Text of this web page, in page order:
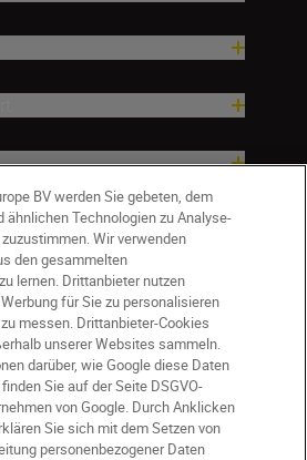
BV werden Sie gebeten, dem
ähnlichen Technologien zu Analyse-
Wir verwenden
den gesammelten
lernen. Drittanbieter nutzen
für Sie zu personalisieren
messen. Drittanbieter-Cookies
unserer Websites sammeln.
darüber, wie Google diese Daten
Sie auf der Seite DSGVO-
von Google. Durch Anklicken
Sie sich mit dem Setzen von
personenbezogener Daten